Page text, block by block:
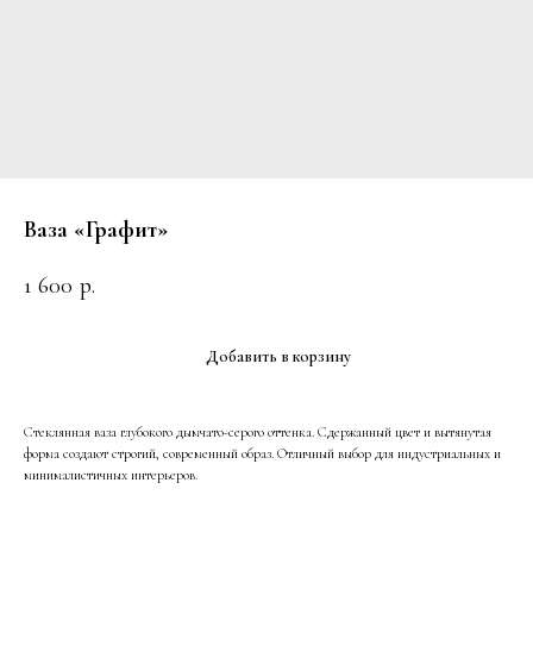
Ваза «Графит»
1 600 р.
Добавить в корзину
Стеклянная ваза глубокого дымчато-серого оттенка. Сдержанный цвет и вытянутая
форма создают строгий, современный образ. Отличный выбор для индустриальных и
минималистичных интерьеров.